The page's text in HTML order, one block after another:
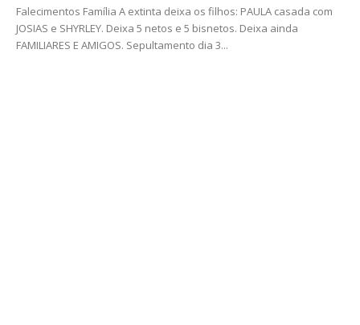
Falecimentos Família A extinta deixa os filhos: PAULA casada com
JOSIAS e SHYRLEY. Deixa 5 netos e 5 bisnetos. Deixa ainda
FAMILIARES E AMIGOS. Sepultamento dia 3...